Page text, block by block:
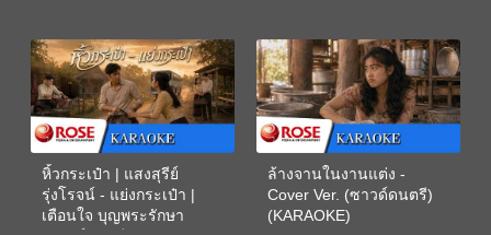
หิ้วกระเป๋า | แสงสุรีย์
รุ่งโรจน์ - แย่งกระเป๋า |
เตือนใจ บุญพระรักษา
ล้างจานในงานแต่ง -
Cover Ver. (ซาวด์ดนตรี)
(KARAOKE)